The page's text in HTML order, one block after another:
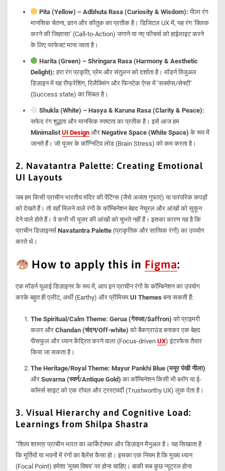
Pita (Yellow) – Adbhuta Rasa (Curiosity & Wisdom): पीला रंग
मानसिक चेतना, ज्ञान और कौतुक का प्रतीक है। डिजिटल UX में, यह रंग ‘क्लिक
करने की जिज्ञासा’ (Call-to-Action) जगाने या नए फीचर्स को हाईलाइट करने
के लिए परफेक्ट माना जाता है।
Harita (Green) – Shringara Rasa (Harmony & Aesthetic
Delight): हरा रंग प्रकृति, प्रेम और संतुलन को दर्शाता है। मॉडर्न विजुअल
डिज़ाइन में यह रीफ्रेशिंग, रिलैक्सिंग और फिनटेक ऐप्स में ‘सक्सेस/सेफ्टी’
(Success state) का सिंबल है।
Shukla (White) – Hasya & Karuna Rasa (Clarity & Peace):
सफेद रंग शुद्धता और मानसिक स्पष्टता का प्रतीक है। इसे आज हम
Minimalist UI Designऔर Negative Space (White Space) के रूप में
जानते हैं। जो यूजर के कॉग्निटिव लोड (Brain Stress) को कम करता है।
2. Navatantra Palette: Creating Emotional
UI Layouts
जब हम किसी प्राचीन भारतीय मंदिर की पेंटिंग्स (जैसे अजंता गुफाएं) या पारंपरिक कपड़ों
को देखते हैं। तो वहाँ मिलने वाले रंगों के कॉम्बिनेशन बेहद नेचुरल और आंखों को सुकून
देने वाले होते हैं। वे कभी भी यूजर की आंखों को चुभते नहीं हैं। इसका कारण यह है कि
प्राचीन डिज़ाइनर्सNavatantra Palette (प्राकृतिक और सात्विक रंगों) का उपयोग
करते थे।
How to apply this in Figma:
एक मॉडर्न यूआई डिज़ाइनर के रूप में, आप इन प्राचीन रंगों के कॉम्बिनेशन का उपयोग
करके बहुत ही एलीट, अर्थी (Earthy) और प्रीमियमUI Themes बना सकती हैं:
The Spiritual/Calm Theme: Gerua (गेरुआ/Saffron) को प्राइमरी
कलर और Chandan (चंदन/Off-white) को बैकग्राउंड बनाकर एक बेहद
पीसफुल और ध्यान केंद्रित करने वाला (Focus-driven UX) इंटरफेस तैयार
किया जा सकता है।
The Heritage/Royal Theme: Mayur Pankhi Blue (मयूर पंखी नीला)
और Suvarna (स्वर्ण/Antique Gold) का कॉम्बिनेशन किसी भी ब्लॉग या ई-
कॉमर्स साइट को एक रॉयल और ट्रस्टवर्दी (Trustworthy UX) लुक देता है।
3. Visual Hierarchy and Cognitive Load:
Learnings from Shilpa Shastra
“शिल्प शास्त्र प्राचीन भारत का आर्किटेक्चर और डिज़ाइन मैनुअल है। यह सिखाता है
कि मूर्तियों या भवनों में रंगों का बैलेंस कैसा हो। इसका एक नियम है कि मुख्य ध्यान
(Focal Point) हमेशा ‘मुख्य विषय’ पर होना चाहिए। बाकी सब कुछ न्यूट्रल होना